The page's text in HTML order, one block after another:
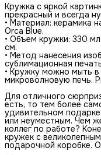
Кружка с яркой
прекрасный и всегда
• Материал: керамика
Orca Blue.
• Объем кружки: 330
см.
• Метод нанесения
сублимационная
• Кружку можно мыть
микроволновую печь.
Для отличного
есть, то тем более
удивительном
или неуместным. Чем
коллег по работе?
кружек с
подарочной коробке.